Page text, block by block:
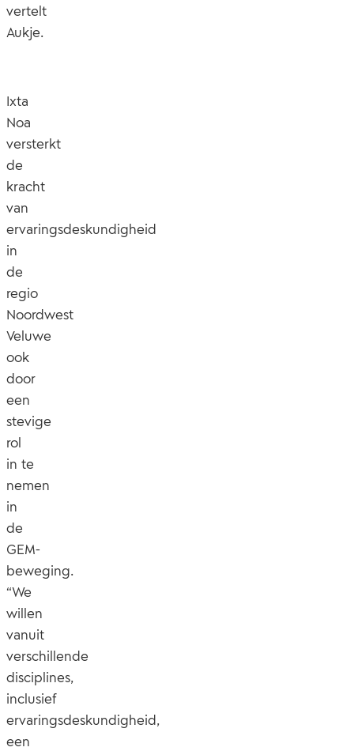
vertelt
Aukje.
Ixta
Noa
versterkt
de
kracht
van
ervaringsdeskundigheid
in
de
regio
Noordwest
Veluwe
ook
door
een
stevige
rol
in te
nemen
in
de
GEM-
beweging.
“We
willen
vanuit
verschillende
disciplines,
inclusief
ervaringsdeskundigheid,
een